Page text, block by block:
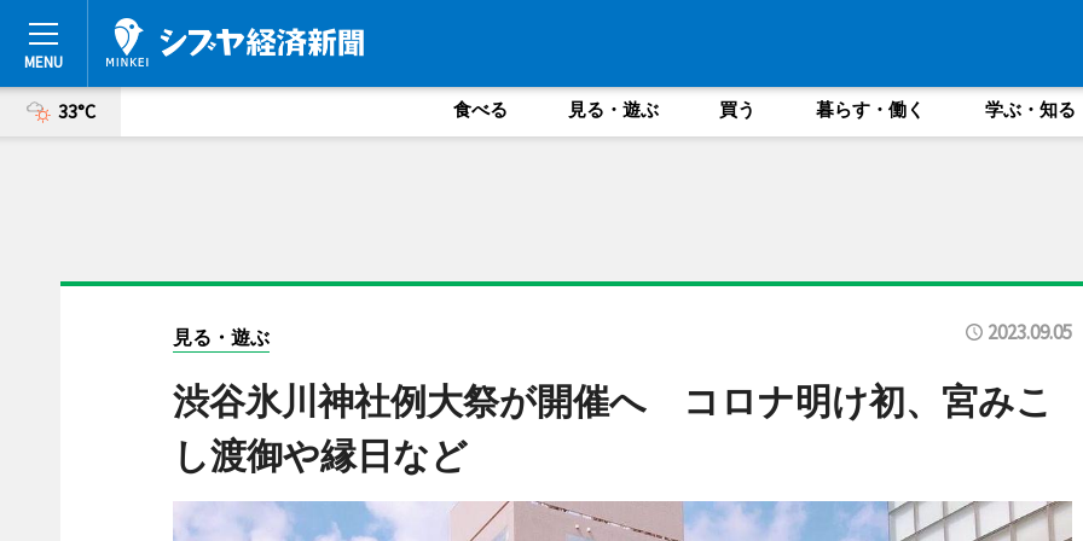
33°C 食べる 見る・遊ぶ 買う 暮らす・働く 学ぶ・知る
見る・遊ぶ 2023.09.05
渋谷氷川神社例大祭が開催へ コロナ明け初、宮みこ
し渡御や縁日など